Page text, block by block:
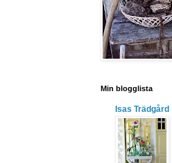
Min blogglista
Isas Trädgård